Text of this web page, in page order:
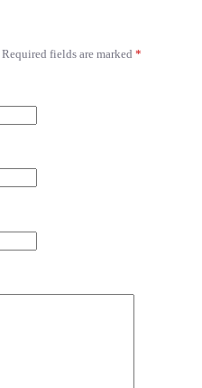
Required fields are marked *